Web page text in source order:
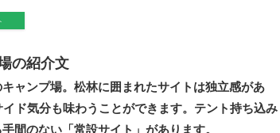
の紹介文
ャンプ場。松林に囲まれたサイトは独立感があ
ド気分も味わうことができます。テント持ち込み
間のない「常設サイト」があります。